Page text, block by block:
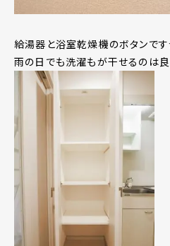
給湯器と浴室乾燥機のボタンで
雨の日でも洗濯もが干せるのは良